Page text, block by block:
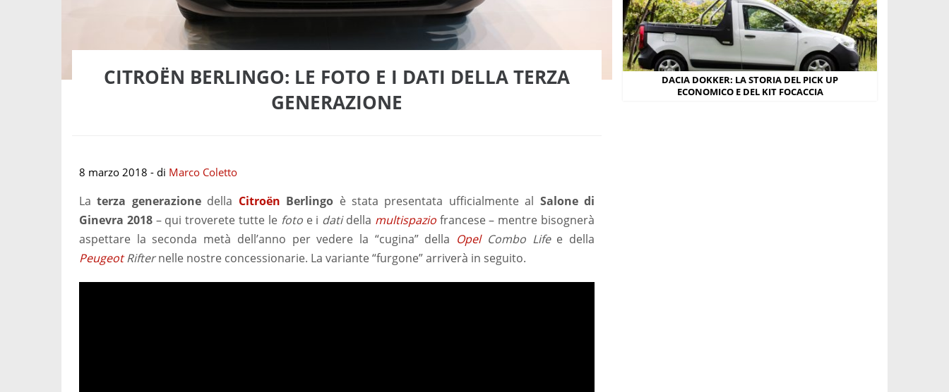
CITROËN BERLINGO: LE FOTO E I DATI DELLA TERZA
GENERAZIONE
8 marzo 2018 - di Marco Coletto
Laterza generazionedella Citroën Berlingo è stata presentata ufficialmente al Salone di
Ginevra 2018– qui troverete tutte le fotoe i datidella multispaziofrancese – mentre bisognerà
aspettare la seconda metà dell’anno per vedere la “cugina” della OpelCombo Lifee della
PeugeotRifternelle nostre concessionarie. La variante “furgone” arriverà in seguito.
DACIA DOKKER: LA STORIA DEL PICK UP
ECONOMICO E DEL KIT FOCACCIA